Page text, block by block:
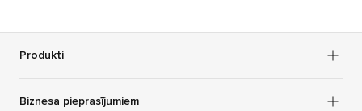
Produkti
Biznesa pieprasījumiem